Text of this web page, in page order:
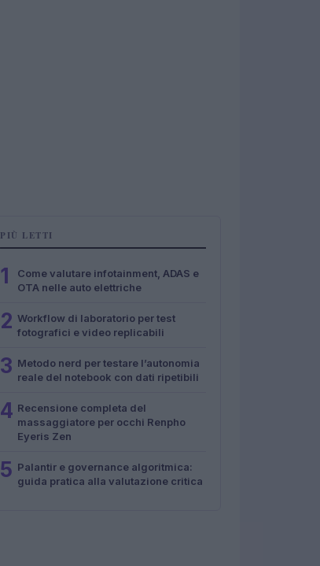
PIÙ LETTI
1
Come valutare infotainment, ADAS e
OTA nelle auto elettriche
2 Workflow di laboratorio per test
fotografici e video replicabili
3 Metodo nerd per testare l’autonomia
reale del notebook con dati ripetibili
4 Recensione completa del
massaggiatore per occhi Renpho
Eyeris Zen
5 Palantir e governance algoritmica:
guida pratica alla valutazione critica